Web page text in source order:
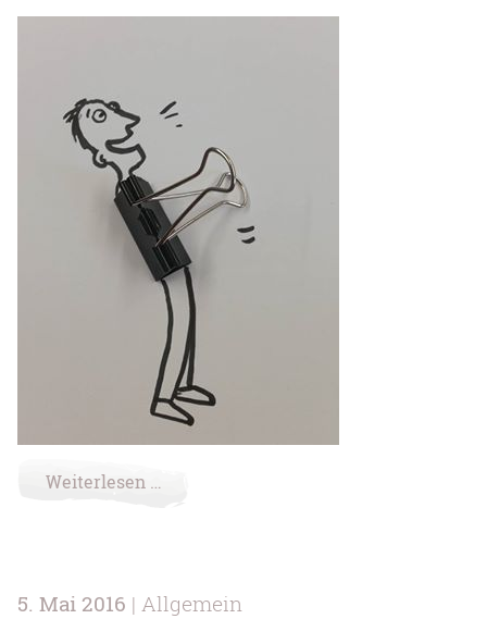
Weiterlesen …
5. Mai 2016 | Allgemein